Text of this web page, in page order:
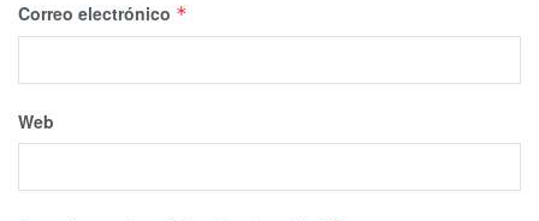
Correo electrónico *
Web